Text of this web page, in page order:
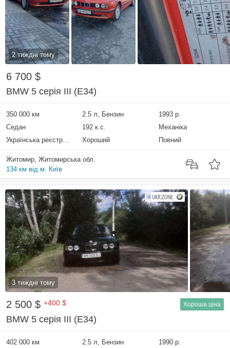
2 тиждні тому
6 700 $
BMW 5 серія III (E34)
350 000 км 2.5 л, Бензин
1993 р.
Седан
192 к.с.
Механіка
Українська реєстрація
Хороший Повний
Житомир, Житомирська обл.
134 км від м. Київ
3 тиждні тому
2 500 $ +400 $ Хороша ціна
BMW 5 серія III (E34)
402 000 км 2.5 л, Бензин
1990 р.